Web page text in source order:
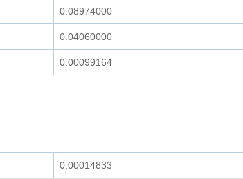
0.08974000
0.04060000
0.00099164
0.00014833